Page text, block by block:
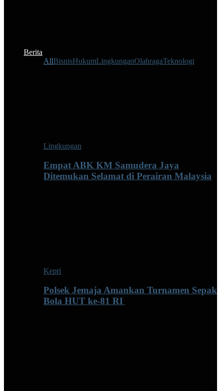
Berita
AllBisnisHukumLingkunganOlahragaTeknologi
Lingkungan
Empat ABK KM Samudera Jaya
Ditemukan Selamat di Perairan Malaysia
Kepri
Polsek Jemaja Amankan Turnamen Sepak
Bola HUT ke-81 RI ‎